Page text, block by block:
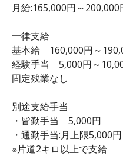
月給:165,000円～200,000
一律支給
基本給 160,000円～
経験手当 5,000円～
固定残業なし
別途支給手当
・皆勤手当 5,000円
・通勤手当:月上限5,000
※片道2キロ以上で支給